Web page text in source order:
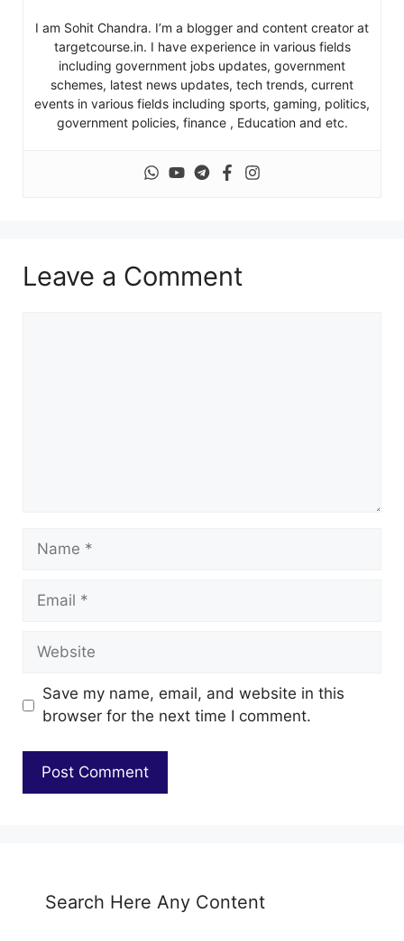
I am Sohit Chandra. I’m a blogger and content creator at
targetcourse.in. I have experience in various fields
including government jobs updates, government
schemes, latest news updates, tech trends, current
events in various fields including sports, gaming, politics,
government policies, finance , Education and etc.
Leave a Comment
Name
Email
Website
Save my name, email, and website in this
browser for the next time I comment.
Search Here Any Content